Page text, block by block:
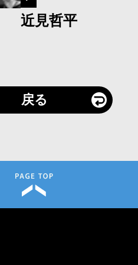
近見哲平
戻る